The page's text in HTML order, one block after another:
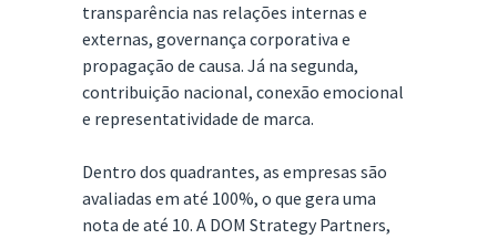
transparência nas relações internas e
externas, governança corporativa e
propagação de causa. Já na segunda,
contribuição nacional, conexão emocional
e representatividade de marca.
Dentro dos quadrantes, as empresas são
avaliadas em até 100%, o que gera uma
nota de até 10. A DOM Strategy Partners,